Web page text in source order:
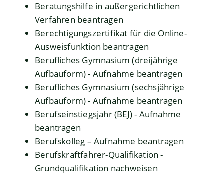
Beratungshilfe in außergerichtlichen
Verfahren beantragen
Berechtigungszertifikat für die Online-
Ausweisfunktion beantragen
Berufliches Gymnasium (dreijährige
Aufbauform) - Aufnahme beantragen
Berufliches Gymnasium (sechsjährige
Aufbauform) - Aufnahme beantragen
Berufseinstiegsjahr (BEJ) - Aufnahme
beantragen
Berufskolleg – Aufnahme beantragen
Berufskraftfahrer-Qualifikation -
Grundqualifikation nachweisen